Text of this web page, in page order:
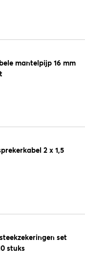
mantelpijp 16 mm
2 x 1,5
set
stuks